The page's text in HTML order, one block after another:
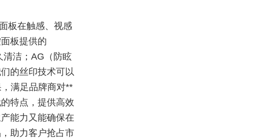
板在触感、视感
板提供的
清洁；AG（防眩
的丝印技术可以
满足品牌商对**
特点，提供高效
能力又能确保在
助力客户抢占市